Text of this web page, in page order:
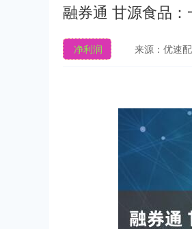
融券通 甘源食品
净利润 来源：优速